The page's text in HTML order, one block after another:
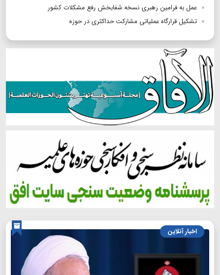
عمل به فرامین رهبری نسخه شفابخش رفع مشکلات کشور
تشکیل قرارگاه عملیاتی مشارکت حداکثری در حوزه‌
اخبار آنلاین